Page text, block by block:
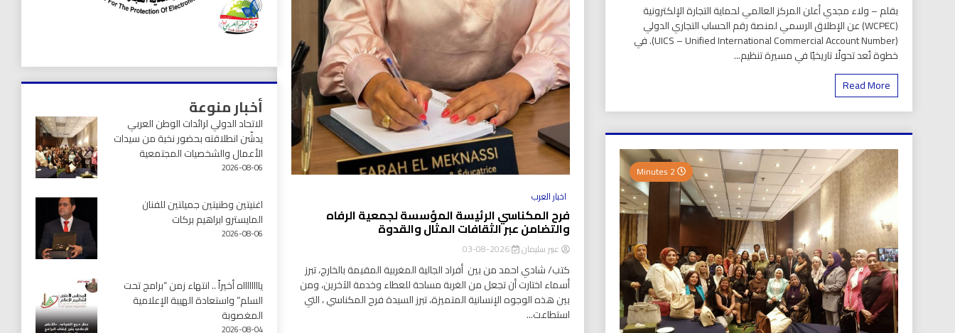
بقلم – ولاء مجدي أعلن المركز العالمي لحماية التجارة الإلكترونية
(WCPEC) عن الإطلاق الرسمي لمنصة رقم الحساب التجاري الدولي
(UICS – Unified International Commercial Account Number). في
خطوة تُعد تحولًا تاريخيًا في مسيرة تنظيم...
Read More
2 Minutes
اخبار العرب
فرح المكناسي الرئيسة المؤسسة لجمعية الرفاه
والتضامن عبر الثقافات المثال والقدوة
عبير سليمان 2026-08-03
كتب/ شادي احمد من بين أفراد الجالية المغربية المقيمة بالخارج، تبرز
أسماء اختارت أن تجعل من الغربة مساحة للعطاء وخدمة الآخرين، ومن
بين هذه الوجوه الإنسانية المتميزة، تبرز السيدة فرح المكناسي ، التي
استطاعت...
أخبار منوعة
الاتحاد الدولي لرائدات الوطن العربي
يدشّن انطلاقته بحضور نخبة من سيدات
الأعمال والشخصيات المجتمعية
2026-08-06
اغنيتين وطنيتين جميلتين للفنان
المايسترو ابراهيم بركات
2026-08-06
يااااااااه أخيراً .. انتهاء زمن “برامج تحت
السلم” واستعادة الهيبة الإعلامية
المغصوبة
2026-08-04